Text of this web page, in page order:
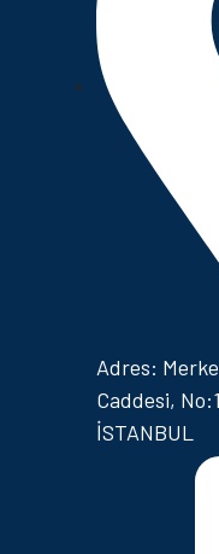
Adres:
Caddesi,
İSTANBUL